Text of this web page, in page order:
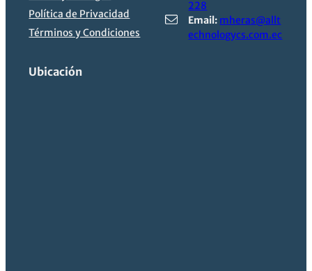
Política de Privacidad
Términos y Condiciones
228
Email: mheras@allt
echnologycs.com.ec
Ubicación